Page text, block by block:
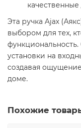
Эта ручка Ajax
выбором для тех,
установки на
создавая
доме.
Похожие